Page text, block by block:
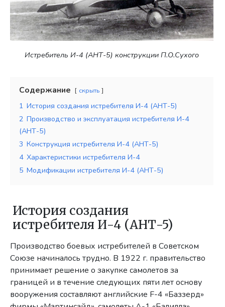
Истребитель И-4 (АНТ-5) конструкции П.О.Сухого
Содержание скрыть
1 История создания истребителя И-4 (АНТ-5)
2 Производство и эксплуатация истребителя И-4
(АНТ-5)
3 Конструкция истребителя И-4 (АНТ-5)
4 Характеристики истребителя И-4
5 Модификации истребителя И-4 (АНТ-5)
История создания
истребителя И-4 (АНТ-5)
Производство боевых истребителей в Советском
Союзе начиналось трудно. В 1922 г. правительство
принимает решение о закупке самолетов за
границей и в течение следующих пяти лет основу
вооружения составляют английские F-4 «Баззерд»